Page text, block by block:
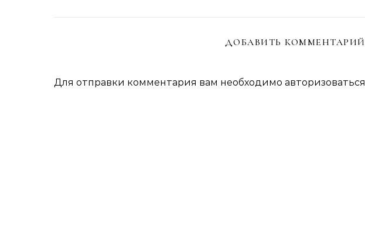
ДОБАВИТЬ КОММЕНТАРИЙ
Для отправки комментария вам необходимо авторизоваться